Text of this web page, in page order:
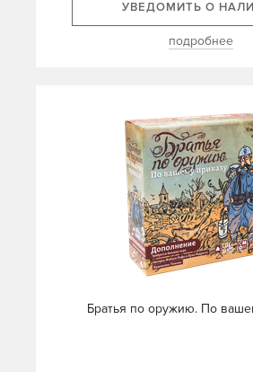
УВЕДОМИТЬ О
подробнее
Братья по оружию. По